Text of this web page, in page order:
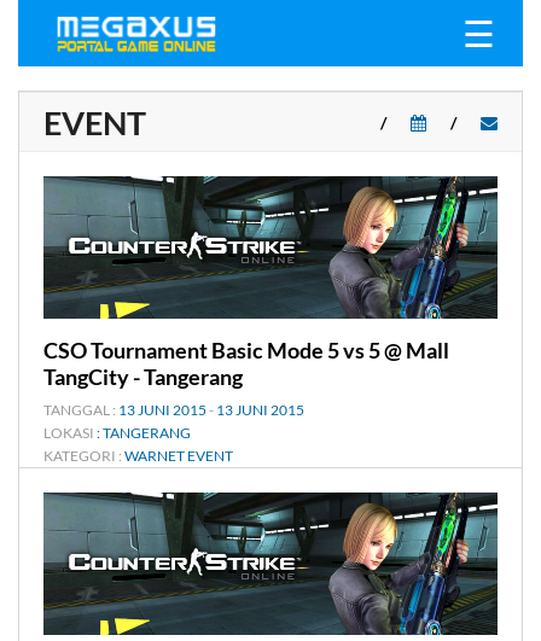
☰
EVENT /
/
CATEGORY :
CSO Tournament Basic Mode 5 vs 5 @ Mall
TangCity - Tangerang
TANGGAL : 13 JUNI 2015 - 13 JUNI 2015
LOKASI : TANGERANG
KATEGORI : WARNET EVENT